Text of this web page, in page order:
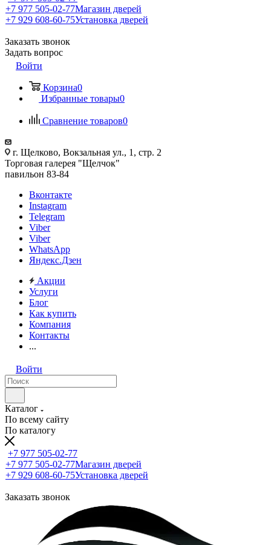
+7 977 505-02-77Магазин дверей
+7 929 608-60-75Установка дверей
Заказать звонок
Задать вопрос
Войти
Корзина0
Избранные товары0
Сравнение товаров0
г. Щелково, Вокзальная ул., 1, стр. 2
Торговая галерея "Щелчок"
павильон 83-84
Вконтакте
Instagram
Telegram
Viber
Viber
WhatsApp
Яндекс.Дзен
Акции
Услуги
Блог
Как купить
Компания
Контакты
...
Войти
Каталог
По всему сайту
По каталогу
+7 977 505-02-77
+7 977 505-02-77Магазин дверей
+7 929 608-60-75Установка дверей
Заказать звонок